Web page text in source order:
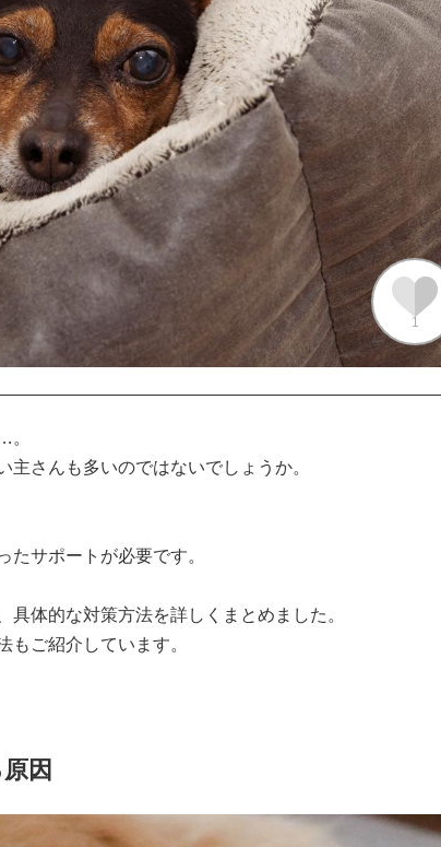
1
。
さんも多いのではないでしょうか。
サポートが必要です。
体的な対策方法を詳しくまとめました。
ご紹介しています。
因